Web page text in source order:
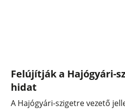
Felújítják a Hajógyári-
hidat
A Hajógyári-szigetre vezető